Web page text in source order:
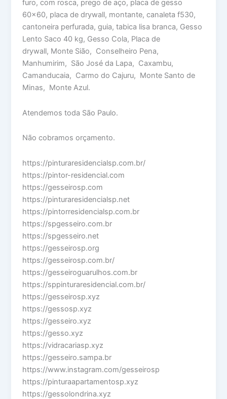
furo, com rosca, prego de aço, placa de gesso
60×60, placa de drywall, montante, canaleta f530,
cantoneira perfurada, guia, tabica lisa branca, Gesso
Lento Saco 40 kg, Gesso Cola, Placa de
drywall, Monte Sião, Conselheiro Pena,
Manhumirim, São José da Lapa, Caxambu,
Camanducaia, Carmo do Cajuru, Monte Santo de
Minas, Monte Azul.
Atendemos toda São Paulo.
Não cobramos orçamento.
https://pinturaresidencialsp.com.br/
https://pintor-residencial.com
https://gesseirosp.com
https://pinturaresidencialsp.net
https://pintorresidencialsp.com.br
https://spgesseiro.com.br
https://spgesseiro.net
https://gesseirosp.org
https://gesseirosp.com.br/
https://gesseiroguarulhos.com.br
https://sppinturaresidencial.com.br/
https://gesseirosp.xyz
https://gessosp.xyz
https://gesseiro.xyz
https://gesso.xyz
https://vidracariasp.xyz
https://gesseiro.sampa.br
https://www.instagram.com/gesseirosp
https://pinturaapartamentosp.xyz
https://gessolondrina.xyz